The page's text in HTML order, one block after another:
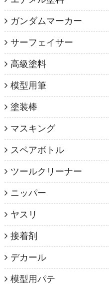
ガンダムマーカー
サーフェイサー
高級塗料
模型用筆
塗装棒
マスキング
スペアボトル
ツールクリーナー
ニッパー
ヤスリ
接着剤
デカール
模型用パテ